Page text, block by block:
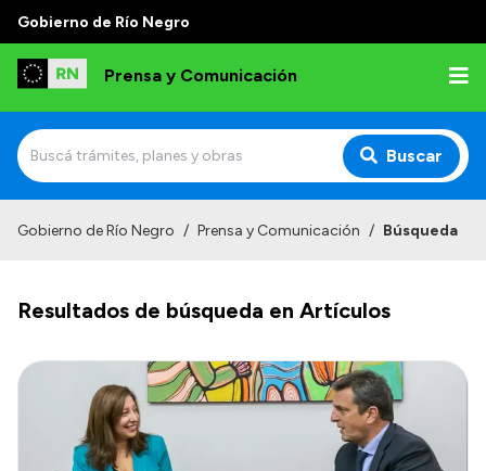
Gobierno de Río Negro
Prensa y Comunicación
Buscar
Autoridades
Referentes de prensa
Archivo de noticias
Gobierno de Río Negro / Prensa y Comunicación / Búsqueda
Resultados de búsqueda en Artículos